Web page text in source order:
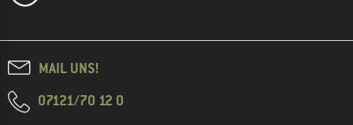
MAIL UNS!
07121/70 12 0